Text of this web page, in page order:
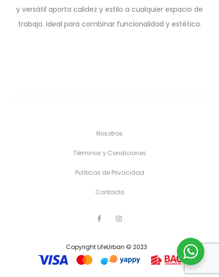
y versátil aporta calidez y estilo a cualquier espacio de
trabajo. Ideal para combinar funcionalidad y estética.
Nosotros
Términos y Condiciones
Políticas de Privacidad
Contacto
b
o
k
a
r
Copyright LifeUrban © 2023